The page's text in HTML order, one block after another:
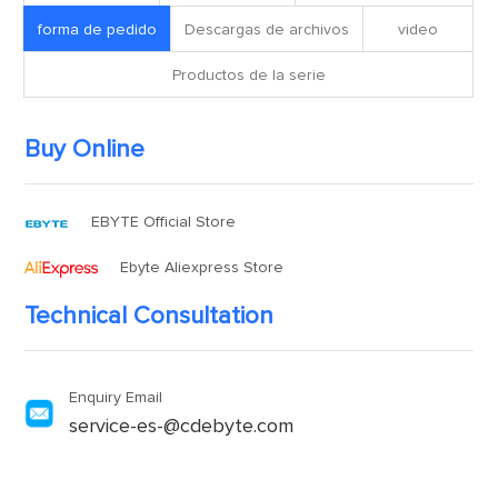
forma de pedido Descargas de archivos video
Productos de la serie
Buy Online
EBYTE Official Store
Ebyte Aliexpress Store
Technical Consultation
Enquiry Email
service-es-@cdebyte.com